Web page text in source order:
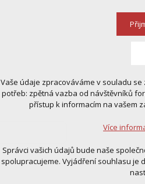
Technická cookies
nutná pro provozování webu
udržení kontextu stránek
analytická pro anonymizované
marketingová cookies (Google,
Více
Vaše údaje zpracováváme v souladu
potřeb: zpětná vazba od návštěvníků
přístup k informacím na vašem
Více
Správci vašich údajů bude naše
spolupracujeme. Vyjádření souhlasu je